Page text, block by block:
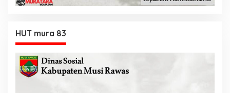
HUT mura 83